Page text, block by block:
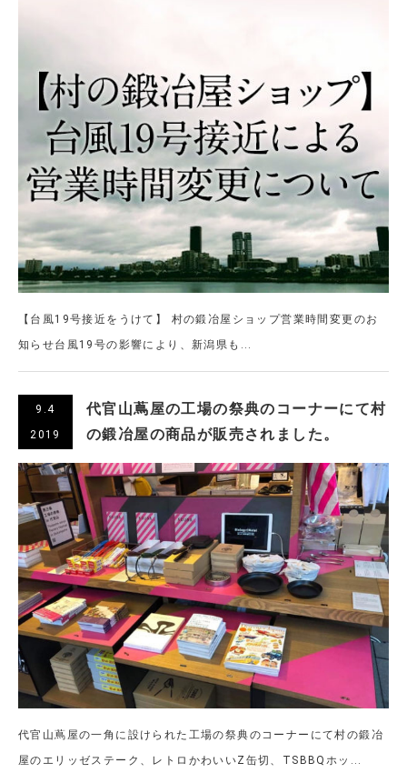
【台風19号接近をうけて】 村の鍛冶屋ショップ営業時間変更のお
知らせ台風19号の影響により、新潟県も...
9.4
2019
代官山蔦屋の工場の祭典のコーナーにて村
の鍛冶屋の商品が販売されました。
代官山蔦屋の一角に設けられた工場の祭典のコーナーにて村の鍛冶
屋のエリッゼステーク、レトロかわいいZ缶切、TSBBQホッ...